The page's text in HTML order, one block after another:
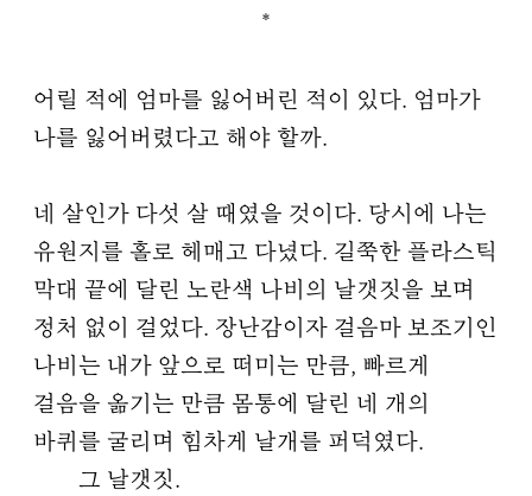
*
어릴 적에 엄마를 잃어버린 적이 있다. 엄마가
나를 잃어버렸다고 해야 할까.
네 살인가 다섯 살 때였을 것이다. 당시에 나는
유원지를 홀로 헤매고 다녔다. 길쭉한 플라스틱
막대 끝에 달린 노란색 나비의 날갯짓을 보며
정처 없이 걸었다. 장난감이자 걸음마 보조기인
나비는 내가 앞으로 떠미는 만큼, 빠르게
걸음을 옮기는 만큼 몸통에 달린 네 개의
바퀴를 굴리며 힘차게 날개를 퍼덕였다.
그 날갯짓.